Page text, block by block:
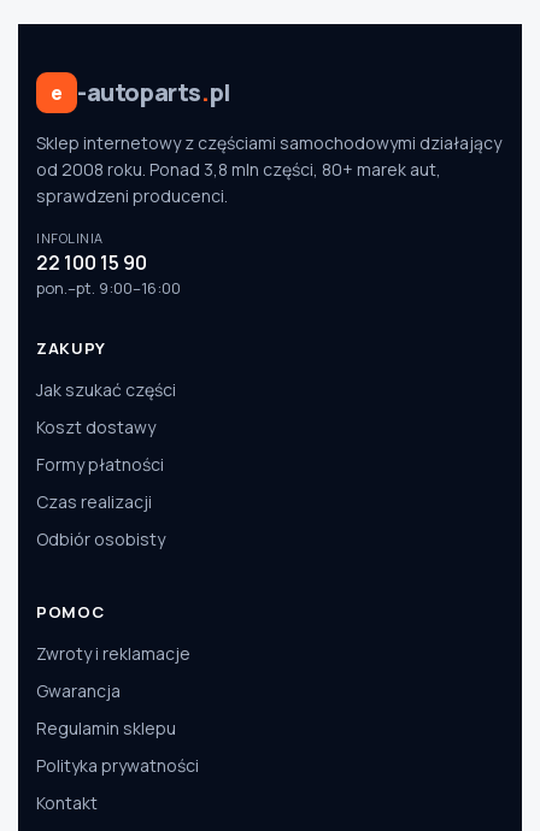
e -autoparts.pl
Sklep internetowy z częściami samochodowymi działający
od 2008 roku. Ponad 3,8 mln części, 80+ marek aut,
sprawdzeni producenci.
INFOLINIA
22 100 15 90
pon.–pt. 9:00–16:00
ZAKUPY
Jak szukać części
Koszt dostawy
Formy płatności
Czas realizacji
Odbiór osobisty
POMOC
Zwroty i reklamacje
Gwarancja
Regulamin sklepu
Polityka prywatności
Kontakt